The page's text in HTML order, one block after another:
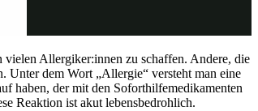
vielen Allergiker:innen zu schaffen. Andere, die
Unter dem Wort „Allergie“ versteht man eine
haben, der mit den Soforthilfemedikamenten
Reaktion ist akut lebensbedrohlich.